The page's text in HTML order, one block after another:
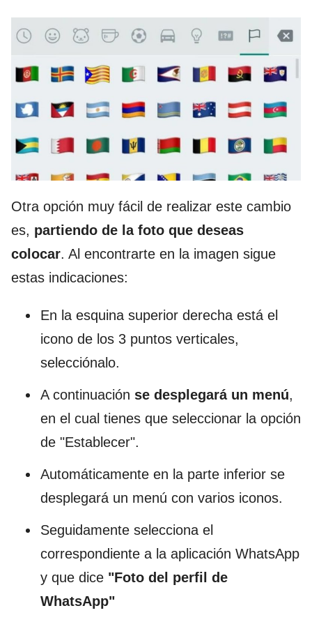
Otra opción muy fácil de realizar este cambio
es, partiendo de la foto que deseas
colocar. Al encontrarte en la imagen sigue
estas indicaciones:
En la esquina superior derecha está el
icono de los 3 puntos verticales,
selecciónalo.
A continuación se desplegará un menú,
en el cual tienes que seleccionar la opción
de "Establecer".
Automáticamente en la parte inferior se
desplegará un menú con varios iconos.
Seguidamente selecciona el
correspondiente a la aplicación WhatsApp
y que dice "Foto del perfil de
WhatsApp"